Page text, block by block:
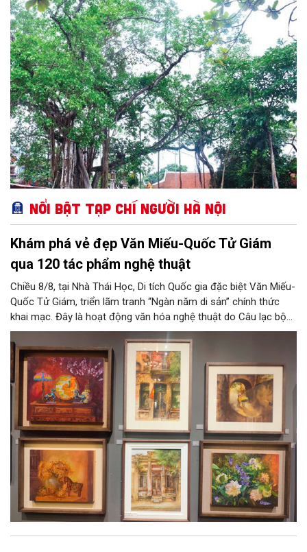
bàn thành phố.
Nổi bật Tạp chí Người Hà Nội
Khám phá vẻ đẹp Văn Miếu-Quốc Tử Giám
qua 120 tác phẩm nghệ thuật
Chiều 8/8, tại Nhà Thái Học, Di tích Quốc gia đặc biệt Văn Miếu-
Quốc Tử Giám, triển lãm tranh “Ngàn năm di sản” chính thức
khai mạc. Đây là hoạt động văn hóa nghệ thuật do Câu lạc bộ
Tôi Vẽ phối hợp cùng Trung tâm hoạt động Văn hóa Khoa học
Văn Miếu - Quốc Tử Giám tổ chức, chào mừng 950 năm Quốc
Tử Giám (1076-2026) và hướng tới kỷ niệm 81 năm Quốc khánh
nước Cộng hòa xã hội chủ nghĩa Việt Nam.